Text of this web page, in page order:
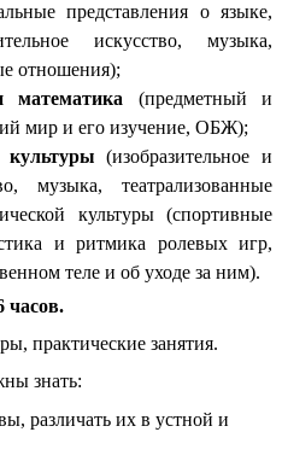
представления о языке,
искусство, музыка,
отношения);
(предметный и
мир и его изучение, ОБЖ);
культуры (изобразительное и
музыка, театрализованные
культуры (спортивные
и ритмика ролевых игр,
теле и об уходе за ним).
часов.
практические занятия.
знать:
различать их в устной и